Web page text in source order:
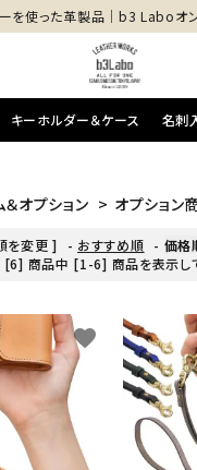
を使った革製品│b3 Laboオン
キーホルダー＆ケース 名刺
オプション > オプション
を変更 ] - おすすめ順 - 価格
[6] 商品中 [1-6] 商品を表示し
favorite